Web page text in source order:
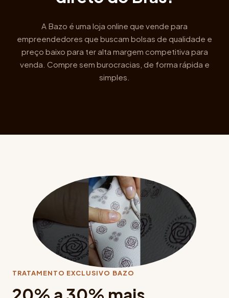
A Bazo é uma loja online que vende para
empreendedores que buscam bolsas de qualidade e
preço baixo para ter alta margem competitiva para
venda. Compre sem burocracias, de forma rápida e
simples.
TRATAMENTO EXCLUSIVO BAZO